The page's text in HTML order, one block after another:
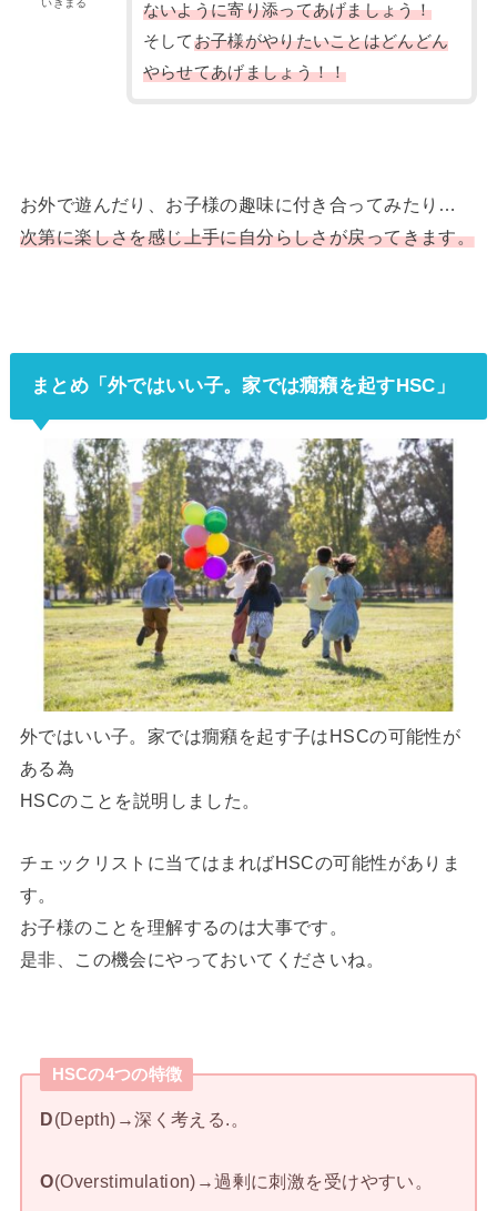
いきまる
ないように寄り添ってあげましょう！
そしてお子様がやりたいことはどんどん
やらせてあげましょう！！
お外で遊んだり、お子様の趣味に付き合ってみたり…
次第に楽しさを感じ上手に自分らしさが戻ってきます。
まとめ「外ではいい子。家では癇癪を起すHSC」
外ではいい子。家では癇癪を起す子はHSCの可能性が
ある為
HSCのことを説明しました。
チェックリストに当てはまればHSCの可能性がありま
す。
お子様のことを理解するのは大事です。
是非、この機会にやっておいてくださいね。
HSCの4つの特徴
D(Depth)→深く考える.。
O(Overstimulation)→過剰に刺激を受けやすい。